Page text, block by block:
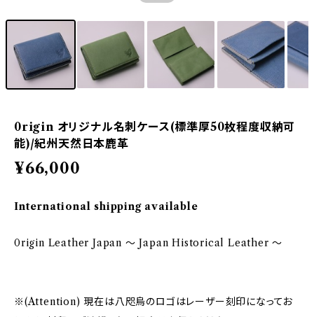
0rigin オリジナル名刺ケース(標準厚50枚程度収納可
能)/紀州天然日本鹿革
¥66,000
International shipping available
0rigin Leather Japan ～ Japan Historical Leather ～
※(Attention) 現在は八咫烏のロゴはレーザー刻印になってお